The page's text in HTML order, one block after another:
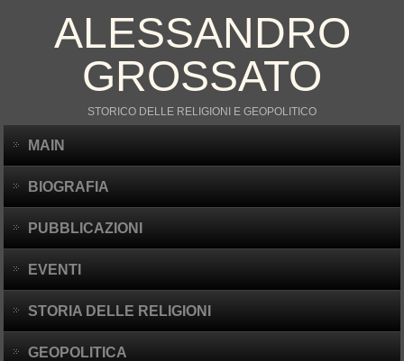
ALESSANDRO
GROSSATO
STORICO DELLE RELIGIONI E GEOPOLITICO
MAIN
BIOGRAFIA
PUBBLICAZIONI
EVENTI
STORIA DELLE RELIGIONI
GEOPOLITICA